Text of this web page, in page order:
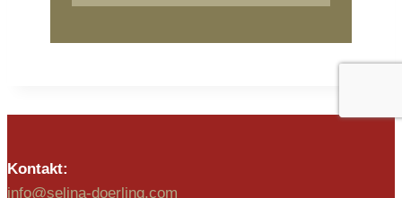
Kontakt:
info@selina-doerling.com